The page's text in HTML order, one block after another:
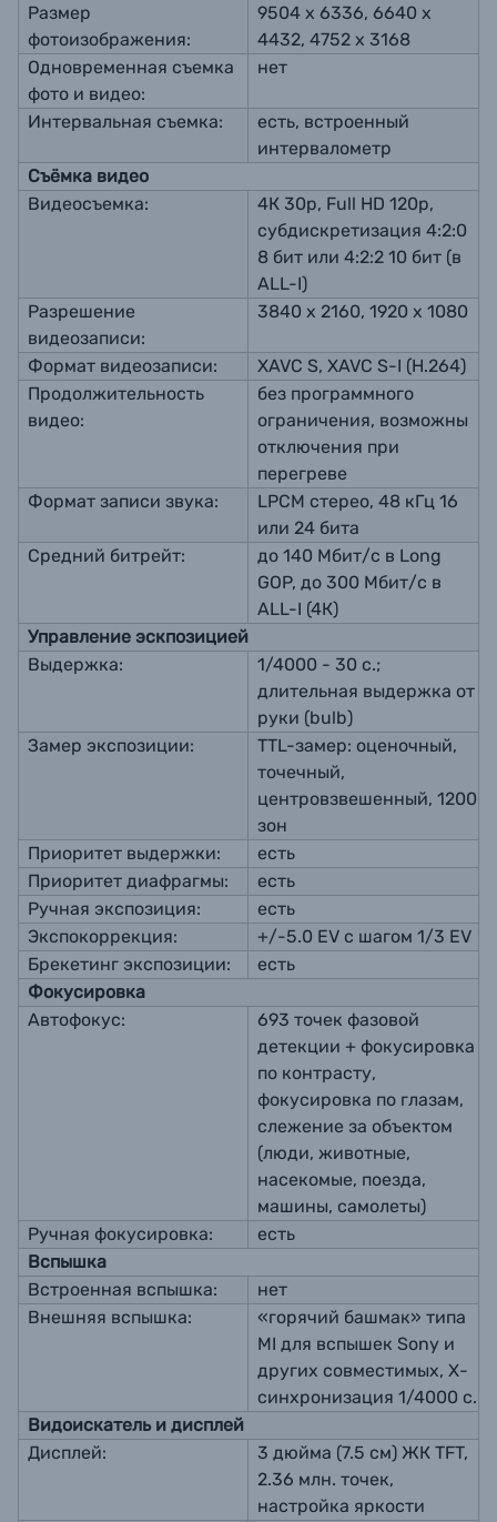
Размер
фотоизображения:
9504 x 6336, 6640 x
4432, 4752 x 3168
Одновременная съемка
фото и видео:
нет
Интервальная съемка:
есть, встроенный
интервалометр
Съёмка видео
Видеосъемка:
4К 30p, Full HD 120р,
субдискретизация 4:2:0
8 бит или 4:2:2 10 бит (в
ALL-I)
Разрешение
видеозаписи:
3840 х 2160, 1920 х 1080
Формат видеозаписи:
XAVC S, XAVC S-I (H.264)
Продолжительность
видео:
без программного
ограничения, возможны
отключения при
перегреве
Формат записи звука:
LPCM стерео, 48 кГц 16
или 24 бита
Средний битрейт:
до 140 Мбит/с в Long
GOP, до 300 Мбит/с в
ALL-I (4К)
Управление эскпозицией
Выдержка:
1/4000 - 30 с.;
длительная выдержка от
руки (bulb)
Замер экспозиции:
TTL-замер: оценочный,
точечный,
центровзвешенный, 1200
зон
Приоритет выдержки:
есть
Приоритет диафрагмы:
есть
Ручная экспозиция:
есть
Экспокоррекция:
+/-5.0 EV с шагом 1/3 EV
Брекетинг экспозиции:
есть
Фокусировка
Автофокус:
693 точек фазовой
детекции + фокусировка
по контрасту,
фокусировка по глазам,
слежение за объектом
(люди, животные,
насекомые, поезда,
машины, самолеты)
Ручная фокусировка:
есть
Вспышка
Встроенная вспышка:
нет
Внешняя вспышка:
«горячий башмак» типа
MI для вспышек Sony и
других совместимых, Х-
синхронизация 1/4000 с.
Видоискатель и дисплей
Дисплей:
3 дюйма (7.5 см) ЖК TFT,
2.36 млн. точек,
настройка яркости